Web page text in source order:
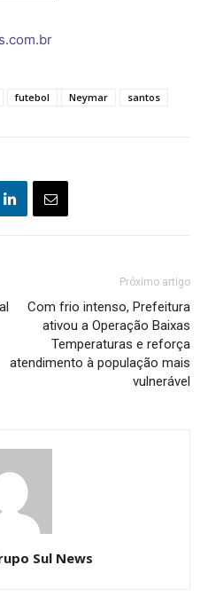
futebol Neymar santos
Próximo artigo
Com frio intenso, Prefeitura
ativou a Operação Baixas
Temperaturas e reforça
atendimento à população mais
vulnerável
Sul News